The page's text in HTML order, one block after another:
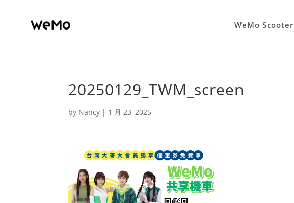
WeMo Scooter
20250129_TWM_screen
by Nancy | 1 月 23, 2025